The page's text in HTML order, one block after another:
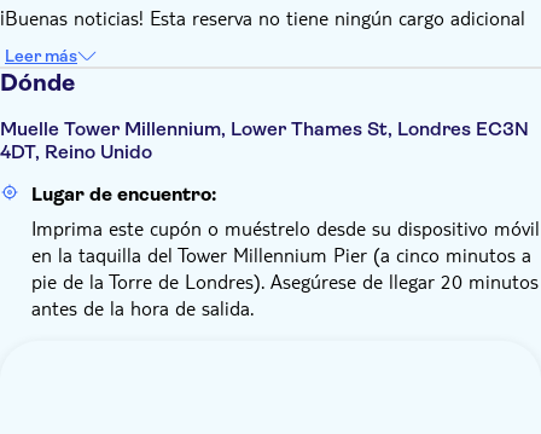
¡Buenas noticias! Esta reserva no tiene ningún cargo adicional
Leer más
Dónde
Muelle Tower Millennium, Lower Thames St, Londres EC3N
4DT, Reino Unido
Lugar de encuentro:
Imprima este cupón o muéstrelo desde su dispositivo móvil
en la taquilla del Tower Millennium Pier (a cinco minutos a
pie de la Torre de Londres). Asegúrese de llegar 20 minutos
antes de la hora de salida.